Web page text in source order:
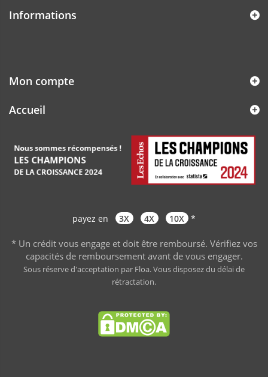
Informations
Mon compte
Accueil
payez en 3X 4X 10X *
* Un crédit vous engage et doit être remboursé. Vérifiez vos
capacités de remboursement avant de vous engager.
Sous réserve d'acceptation par Floa. Vous disposez du délai de
rétractation.